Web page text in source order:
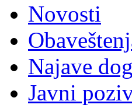
Novosti
Najave
Javni